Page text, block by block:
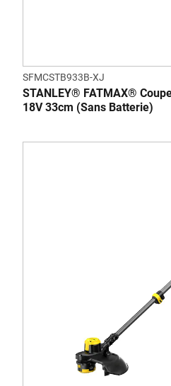
SFMCSTB933B-XJ
STANLEY® FATMAX®
18V 33cm (Sans Batterie)